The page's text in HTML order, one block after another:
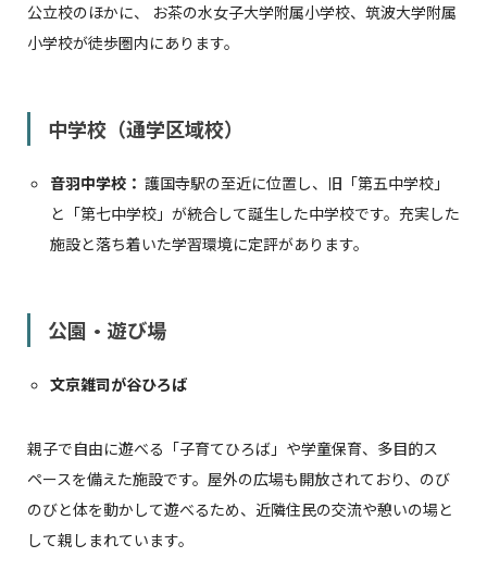
公立校のほかに、 お茶の水女子大学附属小学校、筑波大学附属
小学校が徒歩圏内にあります。
中学校（通学区域校）
音羽中学校： 護国寺駅の至近に位置し、旧「第五中学校」
と「第七中学校」が統合して誕生した中学校です。充実した
施設と落ち着いた学習環境に定評があります。
公園・遊び場
文京雑司が谷ひろば
親子で自由に遊べる「子育てひろば」や学童保育、多目的ス
ペースを備えた施設です。屋外の広場も開放されており、のび
のびと体を動かして遊べるため、近隣住民の交流や憩いの場と
して親しまれています。